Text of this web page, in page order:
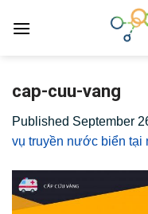
cap-cuu-vang
Published September
vụ truyền nước biển tại